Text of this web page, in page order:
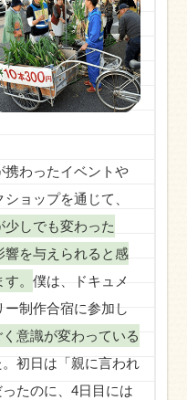
携わったイベントや
ショップを通じて、
少しでも変わった
響を与えられると感
。 僕は、ドキュメ
ー制作合宿に参加し
意識が変わっている
初日は「親に言われ
たのに、4日目には